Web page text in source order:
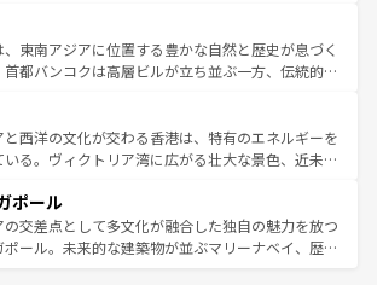
に包まれながら、韓国の多彩な魅力を心ゆくまで味
わってみてほしい。 なお、新着の韓国情報はコンテンツ一
照してほしい。
発展と共に伝統が息づく。ハノイの古い町並みやホ
ン市のフランス統治時代の建物も、独特の雰囲気を
している。また、バラエティの豊かさとおいしさで
ォーやバインミー、ベトナムコーヒーなどは、ぜ
で味わいたい。どの地域を訪れてもあたたかい人々
者を迎えてくれるので、きっと忘れられない旅にな
ほしい。
、東南アジアに位置する豊かな自然と歴史が息づく
首都バンコクは高層ビルが立ち並ぶ一方、伝統的な
交差している。北部ではチェンマイなどの山岳地
然と触れ合い、南部ではプーケットやクラビの美し
チでリゾート気分を楽しむことができる。タイ料理
。気候は一年中温暖で、どの季節にも異なる楽しみ
ている。親しみやすいタイの人々、仏教を中心とし
、そして多様な観光資源が、訪れる旅人を魅了し続
と西洋の文化が交わる香港は、特有のエネルギーを
いる。ヴィクトリア湾に広がる壮大な景色、近未来
こを訪れても感動するはず。観光スポットが密集し
、効率よく見どころを回れるのも魅力。息をのむよ
景から文化的な体験まで、香港を存分に楽しみ尽く
ポール
の交差点として多文化が融合した独自の魅力を放つ
ポール。未来的な建築物が並ぶマリーナベイ、歴史